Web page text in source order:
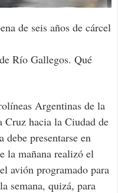
de seis años de cárcel
Río Gallegos. Qué
Argentinas de la
Cruz hacia la Ciudad de
debe presentarse en
la mañana realizó el
avión programado para
semana, quizá, para